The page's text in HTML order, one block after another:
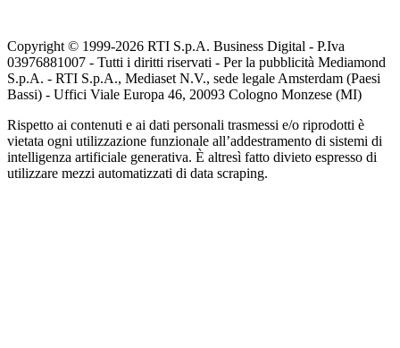
Copyright © 1999-2026 RTI S.p.A. Business Digital - P.Iva
03976881007 - Tutti i diritti riservati - Per la pubblicità Mediamond
S.p.A. - RTI S.p.A., Mediaset N.V., sede legale Amsterdam (Paesi
Bassi) - Uffici Viale Europa 46, 20093 Cologno Monzese (MI)
Rispetto ai contenuti e ai dati personali trasmessi e/o riprodotti è
vietata ogni utilizzazione funzionale all’addestramento di sistemi di
intelligenza artificiale generativa. È altresì fatto divieto espresso di
utilizzare mezzi automatizzati di data scraping.